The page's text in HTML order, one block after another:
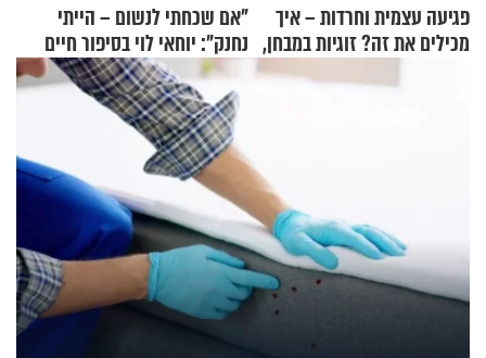
פגיעה עצמית וחרדות – איך
מכילים את זה? זוגיות במבחן,
הפעם עם יהודית ואלתר כהן
"אם שכחתי לנשום – הייתי
נחנק": יוחאי לוי בסיפור חיים
מעורר השראה